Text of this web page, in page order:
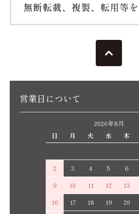
営業日について
2026年8月
日
月 火 水 木
2
3 4 5 6
9
10 11 12 13
16
17 18 19 20